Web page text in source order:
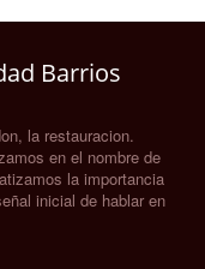
Barrios
la restauracion.
en el nombre de
la importancia
inicial de hablar en